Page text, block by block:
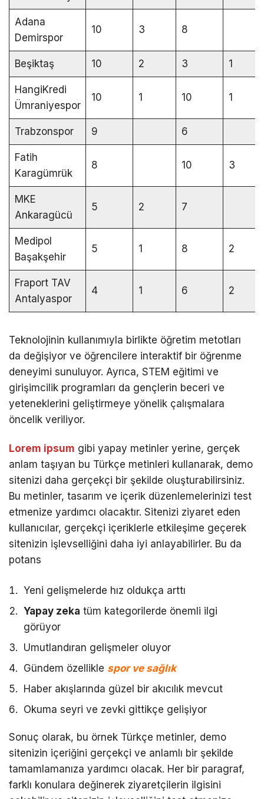
Adana
Demirspor
10 3 8
Beşiktaş 10 2 3 1
HangiKredi
Ümraniyespor
10 1 10 1
Trabzonspor 9 6
Fatih
Karagümrük
8 10 3
MKE
Ankaragücü
5 2 7
Medipol
Başakşehir
5 1 8 2
Fraport TAV
Antalyaspor
4 1 6 2
Teknolojinin kullanımıyla birlikte öğretim metotları
da değişiyor ve öğrencilere interaktif bir öğrenme
deneyimi sunuluyor. Ayrıca, STEM eğitimi ve
girişimcilik programları da gençlerin beceri ve
yeteneklerini geliştirmeye yönelik çalışmalara
öncelik veriliyor.
Lorem ipsum gibi yapay metinler yerine, gerçek
anlam taşıyan bu Türkçe metinleri kullanarak, demo
sitenizi daha gerçekçi bir şekilde oluşturabilirsiniz.
Bu metinler, tasarım ve içerik düzenlemelerinizi test
etmenize yardımcı olacaktır. Sitenizi ziyaret eden
kullanıcılar, gerçekçi içeriklerle etkileşime geçerek
sitenizin işlevselliğini daha iyi anlayabilirler. Bu da
potans
Yeni gelişmelerde hız oldukça arttı
Yapay zeka tüm kategorilerde önemli ilgi
görüyor
Umutlandıran gelişmeler oluyor
Gündem özellikle spor ve sağlık
Haber akışlarında güzel bir akıcılık mevcut
Okuma seyri ve zevki gittikçe gelişiyor
Sonuç olarak, bu örnek Türkçe metinler, demo
sitenizin içeriğini gerçekçi ve anlamlı bir şekilde
tamamlamanıza yardımcı olacak. Her bir paragraf,
farklı konulara değinerek ziyaretçilerin ilgisini